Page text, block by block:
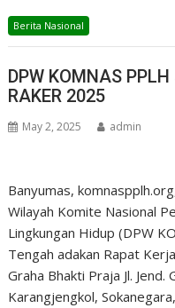
Berita Nasional
DPW KOMNAS
RAKER 2025
May 2, 2025 admin
Banyumas,
Wilayah Komite Nasional
Lingkungan Hidup (DPW
Tengah adakan Rapat
Graha Bhakti Praja Jl.
Karangjengkol,